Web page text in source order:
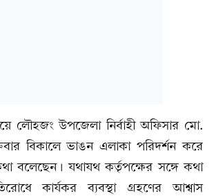
লৌহজং উপজেলা নির্বাহী অফিসার মো.
বিকালে ভাঙন এলাকা পরিদর্শন করে
বলেছেন। যথাযথ কর্তৃপক্ষের সঙ্গে কথা
কার্যকর ব্যবস্থা গ্রহণের আশ্বাস